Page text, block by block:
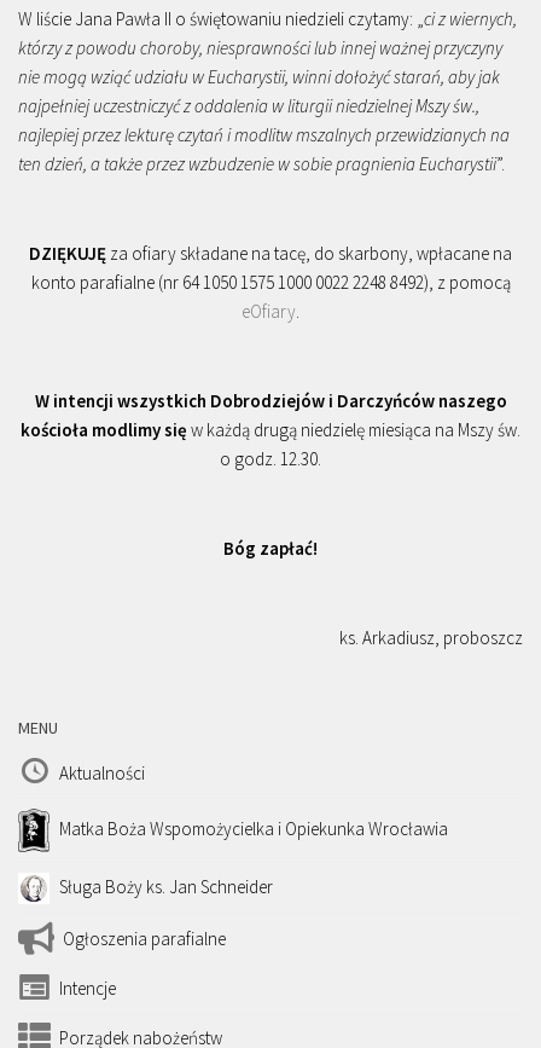
W liście Jana Pawła II o świętowaniu niedzieli czytamy: „ci z wiernych,
którzy z powodu choroby, niesprawności lub innej ważnej przyczyny
nie mogą wziąć udziału w Eucharystii, winni dołożyć starań, aby jak
najpełniej uczestniczyć z oddalenia w liturgii niedzielnej Mszy św.,
najlepiej przez lekturę czytań i modlitw mszalnych przewidzianych na
ten dzień, a także przez wzbudzenie w sobie pragnienia Eucharystii”.
DZIĘKUJĘ za ofiary składane na tacę, do skarbony, wpłacane na
konto parafialne (nr 64 1050 1575 1000 0022 2248 8492), z pomocą
eOfiary.
W intencji wszystkich Dobrodziejów i Darczyńców naszego
kościoła modlimy się w każdą drugą niedzielę miesiąca na Mszy św.
o godz. 12.30.
Bóg zapłać!
ks. Arkadiusz, proboszcz
MENU
Aktualności
Matka Boża Wspomożycielka i Opiekunka Wrocławia
Sługa Boży ks. Jan Schneider
Ogłoszenia parafialne
Intencje
Porządek nabożeństw